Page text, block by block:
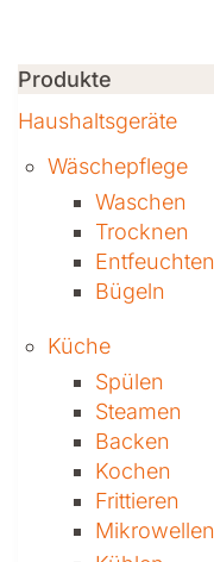
Produkte
Haushaltsgeräte
Wäschepflege
Waschen
Trocknen
Ent­feuch­ten
Bügeln
Küche
Spülen
Steamen
Backen
Kochen
Frittieren
Mikrowellen